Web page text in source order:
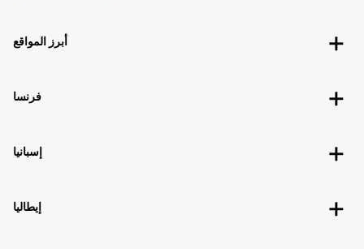
أبرز المواقع
فرنسا
إسبانيا
إيطاليا